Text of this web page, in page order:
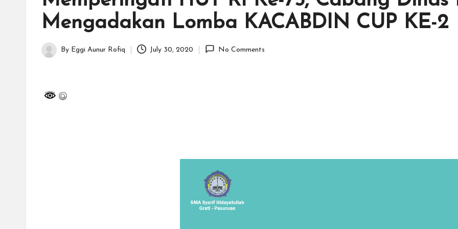
Mengadakan Lomba KACABDIN CUP KE-2
Posted
By Eggi Aunur Rofiq July 30, 2020 No Comments